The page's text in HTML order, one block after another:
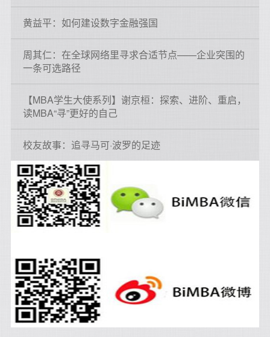
黄益平：如何建设数字金融强国
周其仁：在全球网络里寻求合适节点——企业突围的
一条可选路径
【MBA学生大使系列】谢京桓：探索、进阶、重启，
读MBA“寻”更好的自己
校友故事：追寻马可·波罗的足迹